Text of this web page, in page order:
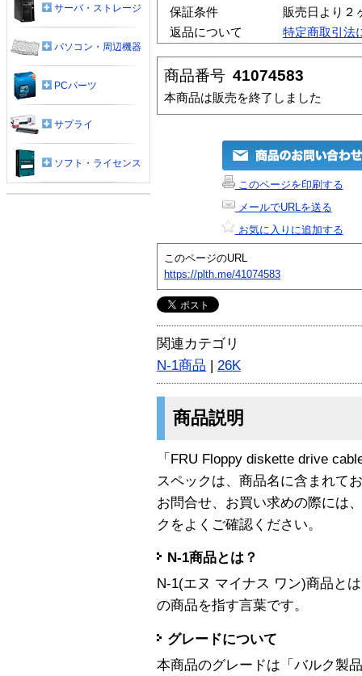
保証条件
販売日より２
返品について
特定商取引法
商品番号 41074583
本商品は販売を終了しました
このページを印刷する
メールでURLを送る
お気に入りに追加する
このページのURL
https://plth.me/41074583
関連カテゴリ
N-1商品 | 26K
商品説明
「FRU Floppy diskette drive
スペックは、商品名に含まれて
お問合せ、お買い求めの際には
クをよくご確認ください。
N-1商品とは？
N-1(エヌ マイナス ワン)商品と
の商品を指す言葉です。
グレードについて
本商品のグレードは「バルク製
サーバ・ストレージ
パソコン・周辺機器
PCパーツ
サプライ
ソフト・ライセンス